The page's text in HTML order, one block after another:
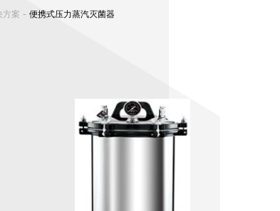
方案 -便携式压力蒸汽灭菌器